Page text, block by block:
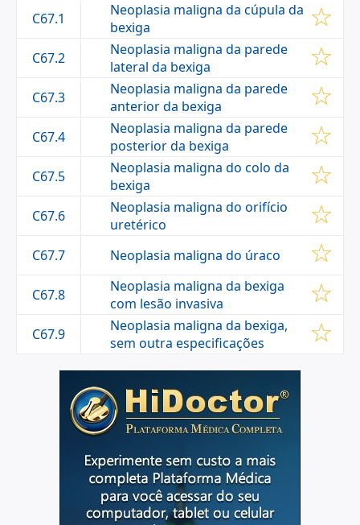
C67.1
Neoplasia maligna da cúpula da
bexiga
C67.2
Neoplasia maligna da parede
lateral da bexiga
C67.3
Neoplasia maligna da parede
anterior da bexiga
C67.4
Neoplasia maligna da parede
posterior da bexiga
C67.5
Neoplasia maligna do colo da
bexiga
C67.6
Neoplasia maligna do orifício
uretérico
C67.7
Neoplasia maligna do úraco
C67.8
Neoplasia maligna da bexiga
com lesão invasiva
C67.9
Neoplasia maligna da bexiga,
sem outra especificações